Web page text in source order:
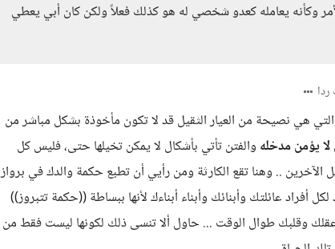
وكأنه يعامله كعدو شخصي له هو كذلك فعلاً ولكن كان أبي يعطي
هي نصيحة من العيار الثقيل قد لا تكون مأخوذة بشكل مباشر من
يؤمنمدخله والفتن تأتي بأشكال لا يمكن تخيلها حتى، فليس كل
.. وهنا تقع الكارثة ومن رأيي أن تطبع حكمة والدك في برواز
عائلتك وأبنائك وأبناء أبناءك لأنها ببساطة ((حكمة تتبروز))
وقلبك طوال الوقت ... حاول ألا تنسى ذلك لكونها ليست فقط من